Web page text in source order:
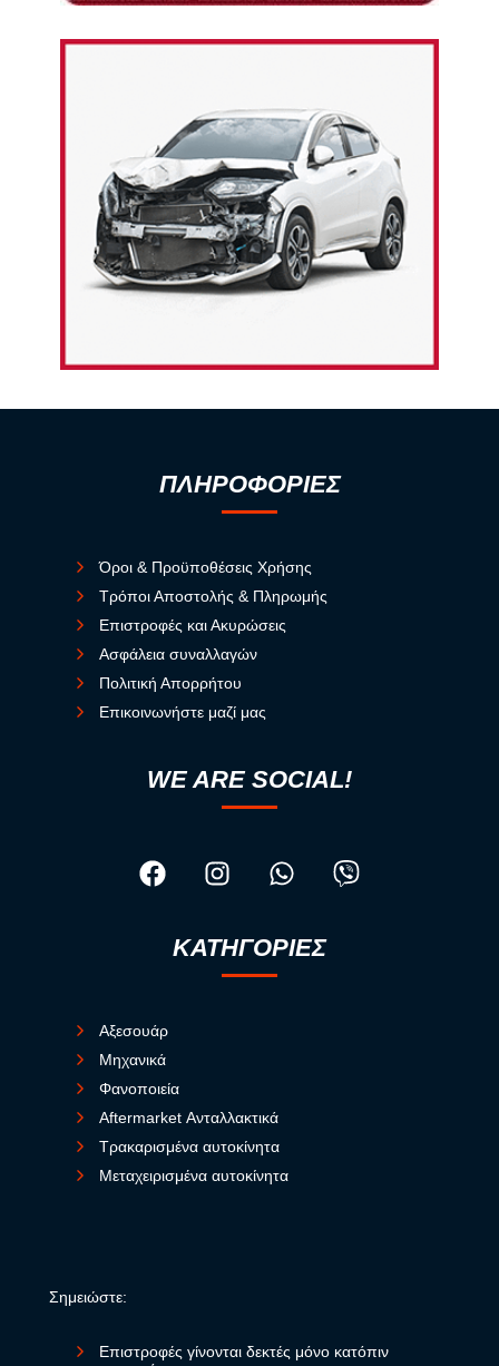
ΠΛΗΡΟΦΟΡΙΕΣ
Όροι & Προϋποθέσεις Χρήσης
Τρόποι Αποστολής & Πληρωμής
Επιστροφές και Ακυρώσεις
Ασφάλεια συναλλαγών
Πολιτική Απορρήτου
Επικοινωνήστε μαζί μας
WE ARE SOCIAL!
ΚΑΤΗΓΟΡΙΕΣ
Αξεσουάρ
Μηχανικά
Φανοποιεία
Aftermarket Ανταλλακτικά
Τρακαρισμένα αυτοκίνητα
Μεταχειρισμένα αυτοκίνητα
Σημειώστε:
Επιστροφές γίνονται δεκτές μόνο κατόπιν